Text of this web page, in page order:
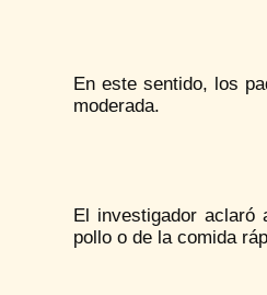
En este sentido, los
moderada.
El investigador aclaró
pollo o de la comida